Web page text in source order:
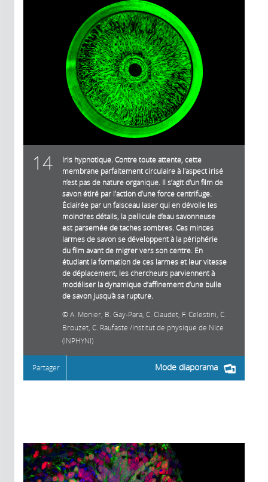
14
Iris hypnotique. Contre toute attente, cette
membrane parfaitement circulaire à l'aspect irisé
n’est pas de nature organique. Il s’agit d‘un film de
savon étiré par l’action d’une force centrifuge.
Éclairée par un faisceau laser qui en dévoile les
moindres détails, la pellicule d’eau savonneuse
est parsemée de taches sombres. Ces minces
larmes de savon se développent à la périphérie
du film avant de migrer vers son centre. En
étudiant la formation de ces larmes et leur vitesse
de déplacement, les chercheurs parviennent à
modéliser la dynamique d’affinement d’une bulle
de savon jusqu'à sa rupture.
A. Monier, B. Gay-Para, C. Claudet, F. Celestini, C.
Brouzet, C. Raufaste /Institut de physique de Nice
(INPHYNI)
Mode diaporama
Partager